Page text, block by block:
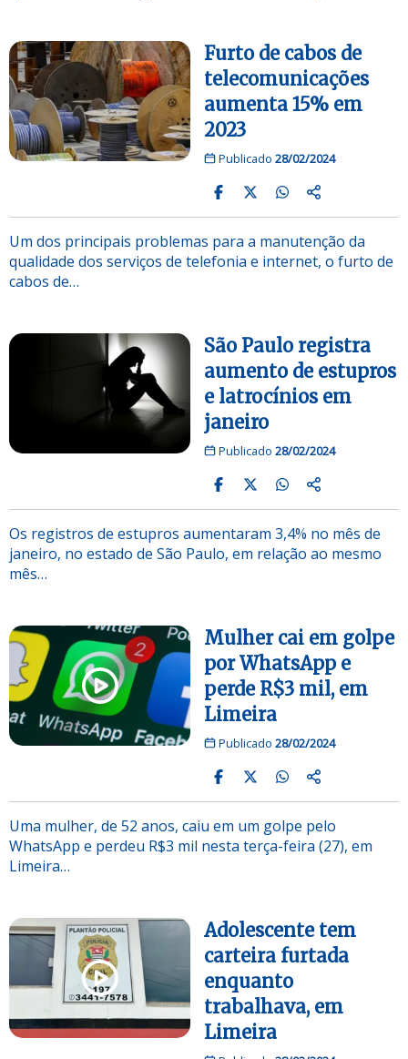
Furto de cabos de
telecomunicações
aumenta 15% em
2023
Publicado 28/02/2024
Um dos principais problemas para a manutenção da
qualidade dos serviços de telefonia e internet, o furto de
cabos de…
São Paulo registra
aumento de estupros
e latrocínios em
janeiro
Publicado 28/02/2024
Os registros de estupros aumentaram 3,4% no mês de
janeiro, no estado de São Paulo, em relação ao mesmo
mês…
Mulher cai em golpe
por WhatsApp e
perde R$3 mil, em
Limeira
Publicado 28/02/2024
Uma mulher, de 52 anos, caiu em um golpe pelo
WhatsApp e perdeu R$3 mil nesta terça-feira (27), em
Limeira…
Adolescente tem
carteira furtada
enquanto
trabalhava, em
Limeira